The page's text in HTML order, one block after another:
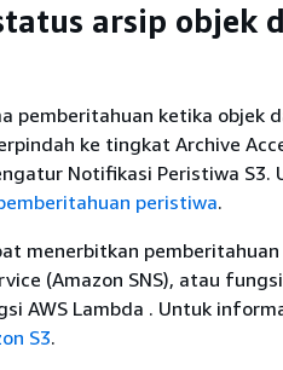
arsip objek
pemberitahuan ketika objek
ke tingkat Archive
Notifikasi Peristiwa S3.
peristiwa.
menerbitkan
(Amazon SNS), atau
AWS Lambda . Untuk
S3.